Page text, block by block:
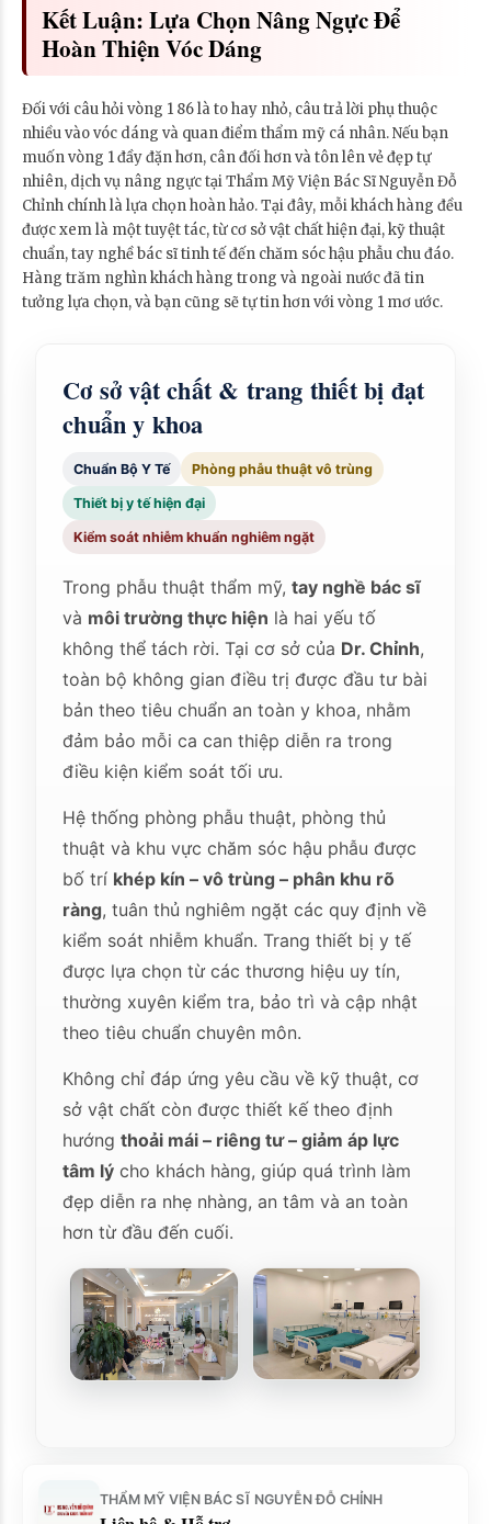
Kết Luận: Lựa Chọn Nâng Ngực Để
Hoàn Thiện Vóc Dáng
Đối với câu hỏi vòng 1 86 là to hay nhỏ, câu trả lời phụ thuộc
nhiều vào vóc dáng và quan điểm thẩm mỹ cá nhân. Nếu bạn
muốn vòng 1 đầy đặn hơn, cân đối hơn và tôn lên vẻ đẹp tự
nhiên, dịch vụ nâng ngực tại Thẩm Mỹ Viện Bác Sĩ Nguyễn Đỗ
Chỉnh chính là lựa chọn hoàn hảo. Tại đây, mỗi khách hàng đều
được xem là một tuyệt tác, từ cơ sở vật chất hiện đại, kỹ thuật
chuẩn, tay nghề bác sĩ tinh tế đến chăm sóc hậu phẫu chu đáo.
Hàng trăm nghìn khách hàng trong và ngoài nước đã tin
tưởng lựa chọn, và bạn cũng sẽ tự tin hơn với vòng 1 mơ ước.
Cơ sở vật chất & trang thiết bị đạt
chuẩn y khoa
Chuẩn Bộ Y Tế Phòng phẫu thuật vô trùng
Thiết bị y tế hiện đại
Kiểm soát nhiễm khuẩn nghiêm ngặt
Trong phẫu thuật thẩm mỹ,tay nghề bác sĩ
và môi trường thực hiện là hai yếu tố
không thể tách rời. Tại cơ sở của Dr. Chỉnh,
toàn bộ không gian điều trị được đầu tư bài
bản theo tiêu chuẩn an toàn y khoa, nhằm
đảm bảo mỗi ca can thiệp diễn ra trong
điều kiện kiểm soát tối ưu.
Hệ thống phòng phẫu thuật, phòng thủ
thuật và khu vực chăm sóc hậu phẫu được
bố trí khép kín – vô trùng – phân khu rõ
ràng, tuân thủ nghiêm ngặt các quy định về
kiểm soát nhiễm khuẩn. Trang thiết bị y tế
được lựa chọn từ các thương hiệu uy tín,
thường xuyên kiểm tra, bảo trì và cập nhật
theo tiêu chuẩn chuyên môn.
Không chỉ đáp ứng yêu cầu về kỹ thuật, cơ
sở vật chất còn được thiết kế theo định
hướngthoải mái – riêng tư – giảm áp lực
tâm lý cho khách hàng, giúp quá trình làm
đẹp diễn ra nhẹ nhàng, an tâm và an toàn
hơn từ đầu đến cuối.
THẨM MỸ VIỆN BÁC SĨ NGUYỄN ĐỖ CHỈNH